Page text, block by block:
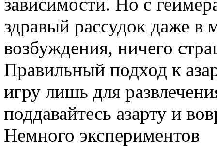
здравый рассудок даже
возбуждения, ничего
Правильный подход к
игру лишь для
поддавайтесь азарту и
Немного экспериментов